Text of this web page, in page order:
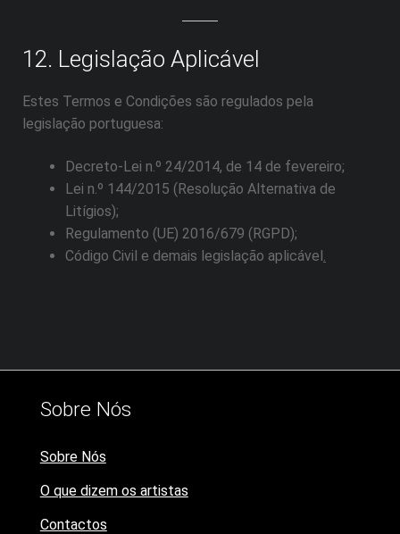
12. Legislação Aplicável
Estes Termos e Condições são regulados pela
legislação portuguesa:
Decreto-Lei n.º 24/2014, de 14 de fevereiro;
Lei n.º 144/2015 (Resolução Alternativa de
Litígios);
Regulamento (UE) 2016/679 (RGPD);
Código Civil e demais legislação aplicável.
Sobre Nós
Sobre Nós
O que dizem os artistas
Contactos